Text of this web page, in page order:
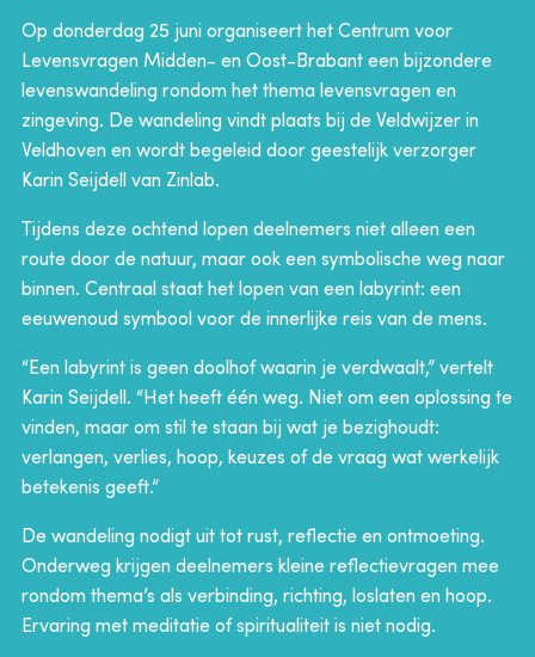
Op donderdag 25 juni organiseert het Centrum voor
Levensvragen Midden- en Oost-Brabant een bijzondere
levenswandeling rondom het thema levensvragen en
zingeving. De wandeling vindt plaats bij de Veldwijzer in
Veldhoven en wordt begeleid door geestelijk verzorger
Karin Seijdell van Zinlab.
Tijdens deze ochtend lopen deelnemers niet alleen een
route door de natuur, maar ook een symbolische weg naar
binnen. Centraal staat het lopen van een labyrint: een
eeuwenoud symbool voor de innerlijke reis van de mens.
“Een labyrint is geen doolhof waarin je verdwaalt,” vertelt
Karin Seijdell. “Het heeft één weg. Niet om een oplossing te
vinden, maar om stil te staan bij wat je bezighoudt:
verlangen, verlies, hoop, keuzes of de vraag wat werkelijk
betekenis geeft.”
De wandeling nodigt uit tot rust, reflectie en ontmoeting.
Onderweg krijgen deelnemers kleine reflectievragen mee
rondom thema’s als verbinding, richting, loslaten en hoop.
Ervaring met meditatie of spiritualiteit is niet nodig.